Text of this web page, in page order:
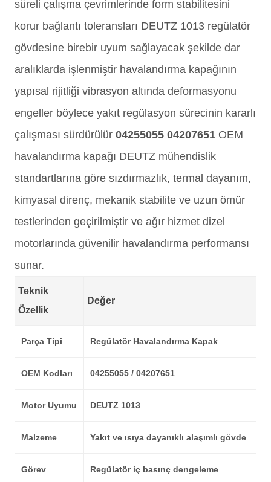
süreli çalışma çevrimlerinde form stabilitesini
korur bağlantı toleransları DEUTZ 1013 regülatör
gövdesine birebir uyum sağlayacak şekilde dar
aralıklarda işlenmiştir havalandırma kapağının
yapısal rijitliği vibrasyon altında deformasyonu
engeller böylece yakıt regülasyon sürecinin kararlı
çalışması sürdürülür 04255055 04207651 OEM
havalandırma kapağı DEUTZ mühendislik
standartlarına göre sızdırmazlık, termal dayanım,
kimyasal direnç, mekanik stabilite ve uzun ömür
testlerinden geçirilmiştir ve ağır hizmet dizel
motorlarında güvenilir havalandırma performansı
sunar.
Teknik
Özellik
Değer
Parça Tipi Regülatör Havalandırma Kapak
OEM Kodları 04255055 / 04207651
Motor Uyumu DEUTZ 1013
Malzeme Yakıt ve ısıya dayanıklı alaşımlı gövde
Görev Regülatör iç basınç dengeleme